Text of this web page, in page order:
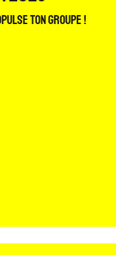
ton groupe !